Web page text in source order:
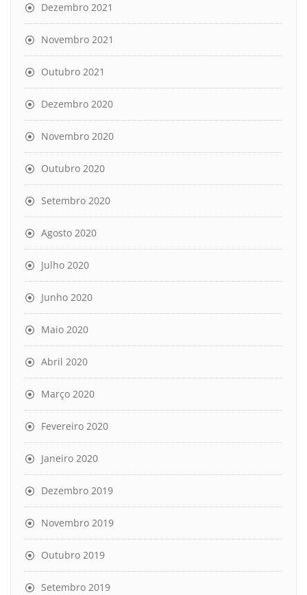
Dezembro 2021
Novembro 2021
Outubro 2021
Dezembro 2020
Novembro 2020
Outubro 2020
Setembro 2020
Agosto 2020
Julho 2020
Junho 2020
Maio 2020
Abril 2020
Março 2020
Fevereiro 2020
Janeiro 2020
Dezembro 2019
Novembro 2019
Outubro 2019
Setembro 2019